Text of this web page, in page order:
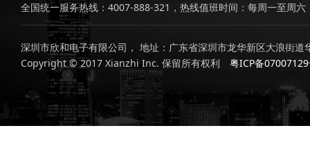
全国统一服务热线：4007-888-321，热线值班时间：每周一至周
深圳市欣和电子有限公司， 地址：广东省深圳市龙华新区大浪街
Copyright © 2017 Xianzhi Inc. 保留所有权利
粤ICP备